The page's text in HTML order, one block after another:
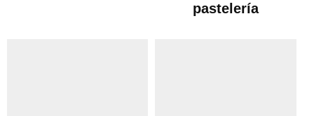
pastelería